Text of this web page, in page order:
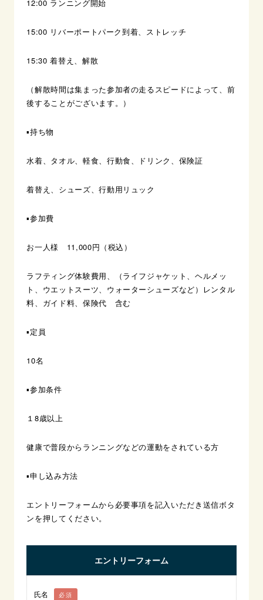
12:00 ランニング開始
15:00 リバーポートパーク到着、ストレッチ
15:30 着替え、解散
（解散時間は集まった参加者の走るスピードによって、前
後することがございます。）
▪️持ち物
水着、タオル、軽食、行動食、ドリンク、保険証
着替え、シューズ、行動用リュック
▪️参加費
お一人様 11,000円（税込）
ラフティング体験費用、（ライフジャケット、ヘルメッ
ト、ウエットスーツ、ウォーターシューズなど）レンタル
料、ガイド料、保険代 含む
▪️定員
10名
▪️参加条件
１8歳以上
健康で普段からランニングなどの運動をされている方
▪️申し込み方法
エントリーフォームから必要事項を記入いただき送信ボタ
ンを押してください。
エントリーフォーム
氏名 必須